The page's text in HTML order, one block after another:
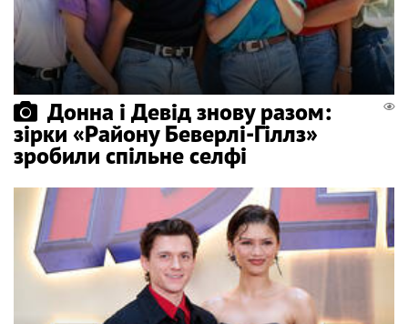
Донна і Девід знову разом:
зірки «Району Беверлі-Гіллз»
зробили спільне селфі